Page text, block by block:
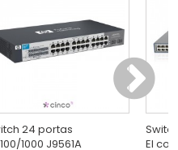
24 portas
1000 J9561A
EI